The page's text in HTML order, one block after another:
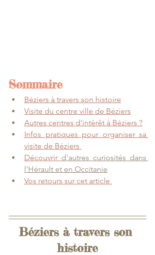
Sommaire
Béziers à travers son histoire
Visite du centre ville de Béziers
Autres centres d'intérêt à Béziers ?
Infos pratiques pour organiser sa
visite de Béziers
Découvrir d'autres curiosités dans
l'Hérault et en Occitanie
Vos retours sur cet article
Béziers à travers son
histoire